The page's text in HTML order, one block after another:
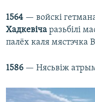
1564 — войскі
Хадкевіча разьбілі
палёх каля мястэчка
1586— Нясьвіж